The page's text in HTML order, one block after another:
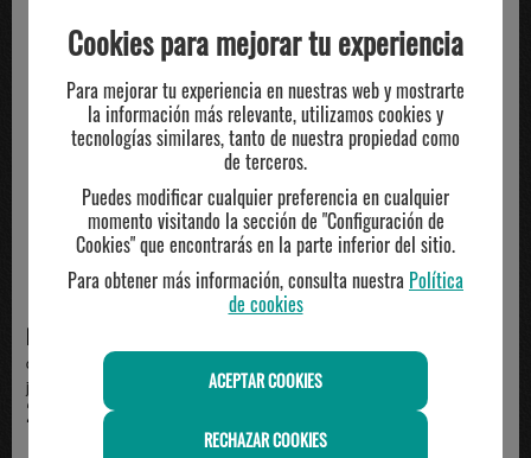
NIKEEQUIPMENT
camiseta manga corta Jordan
junior, negro
28.00€
camiseta manga corta junior
Jordan JAMMING, negro
Cookies para mejorar tu experiencia
Para mejorar tu experiencia en nuestras web y mostrarte
la información más relevante, utilizamos cookies y
tecnologías similares, tanto de nuestra propiedad como
de terceros.
Puedes modificar cualquier preferencia en cualquier
momento visitando la sección de "Configuración de
Cookies" que encontrarás en la parte inferior del sitio.
Para obtener más información, consulta nuestra Política
de cookies
ACEPTAR COOKIES
RECHAZAR COOKIES